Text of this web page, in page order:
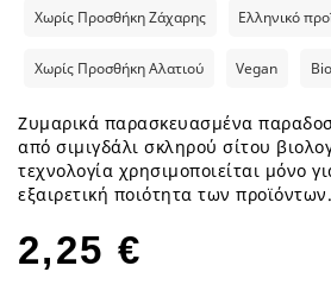
Χωρίς Προσθήκη Ζάχαρης Ελληνικό
Χωρίς Προσθήκη Αλατιού Vegan Bio
Ζυμαρικά παρασκευασμένα
από σιμιγδάλι σκληρού σίτου
τεχνολογία χρησιμοποιείται μόνο
εξαιρετική ποιότητα των προϊόντων.
2,25 €